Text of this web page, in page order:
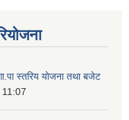
स्तरिय योजना तथा बजेट